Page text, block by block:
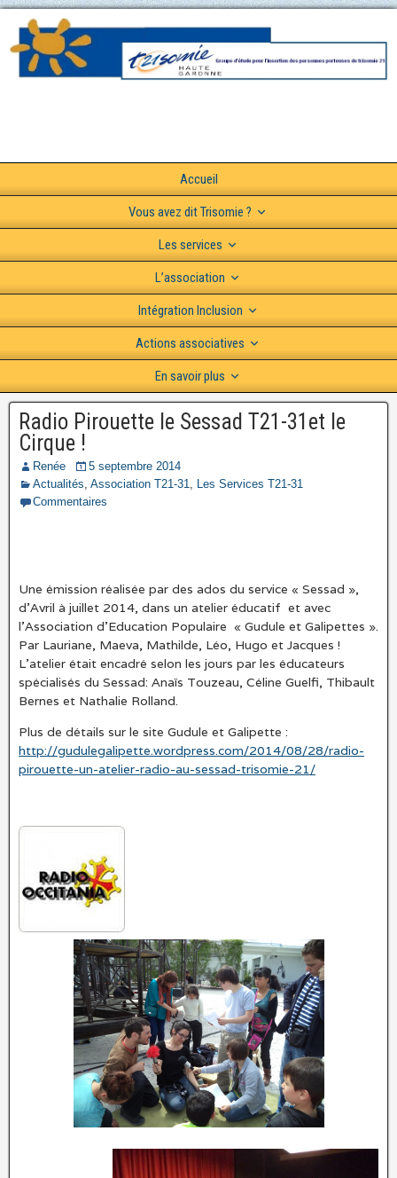
Accueil
Vous avez dit Trisomie ?
Les services
L’association
Intégration Inclusion
Actions associatives
En savoir plus
Radio Pirouette le Sessad T21-31et le
Cirque !
Renée
5 septembre 2014
Actualités, Association T21-31, Les Services T21-31
Commentaires
Une émission réalisée par des ados du service « Sessad »,
d’Avril à juillet 2014, dans un atelier éducatif et avec
l’Association d’Education Populaire « Gudule et Galipettes ».
Par Lauriane, Maeva, Mathilde, Léo, Hugo et Jacques !
L’atelier était encadré selon les jours par les éducateurs
spécialisés du Sessad: Anaïs Touzeau, Céline Guelfi, Thibault
Bernes et Nathalie Rolland.
Plus de détails sur le site Gudule et Galipette :
http://gudulegalipette.wordpress.com/2014/08/28/radio-
pirouette-un-atelier-radio-au-sessad-trisomie-21/